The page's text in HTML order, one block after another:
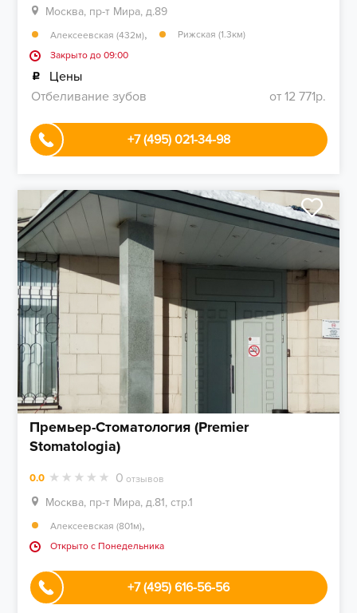
Москва, пр-т Мира, д.89
Алексеевская (432м),
Рижская (1.3км)
Закрыто до 09:00
Цены
Отбеливание зубов
от 12 771р.
+7 (495) 021-34-98
Премьер-Стоматология (Premier
Stomatologia)
0.0 0 отзывов
Москва, пр-т Мира, д.81, стр.1
Алексеевская (801м),
Открыто c Понедельника
+7 (495) 616-56-56